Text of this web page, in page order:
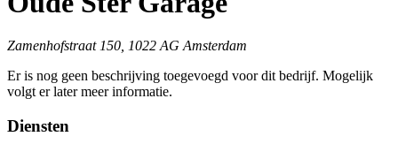
Zamenhofstraat 150, 1022 AG Amsterdam
Er is nog geen beschrijving toegevoegd voor dit bedrijf. Mogelijk
volgt er later meer informatie.
Diensten